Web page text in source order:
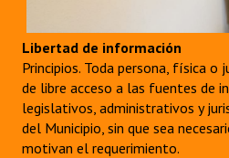
Libertad de información
Principios. Toda persona, física o
de libre acceso a las fuentes de
legislativos, administrativos y
del Municipio, sin que sea
motivan el requerimiento.